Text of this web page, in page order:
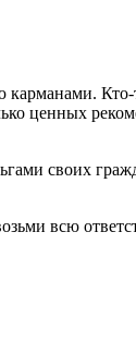
Кто-
ценных
своих
всю